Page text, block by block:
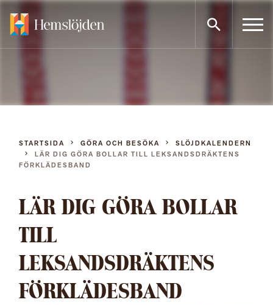
Gå
innehållet
STARTSIDA GÖRA OCH BESÖKA
SLÖJDKALENDERN
LÄR DIG GÖRA BOLLAR TILL LEKSANDSDRÄKTENS
FÖRKLÄDESBAND
LÄR DIG GÖRA BOLLAR
TILL
LEKSANDSDRÄKTENS
FÖRKLÄDESBAND